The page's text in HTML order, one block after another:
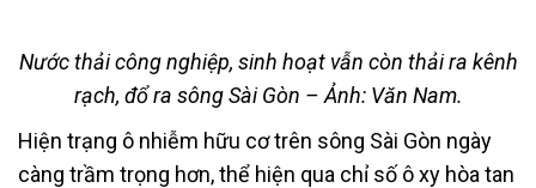
Nước thải công nghiệp, sinh hoạt vẫn còn thải ra kênh
rạch, đổ ra sông Sài Gòn – Ảnh: Văn Nam.
Hiện trạng ô nhiễm hữu cơ trên sông Sài Gòn ngày
càng trầm trọng hơn, thể hiện qua chỉ số ô xy hòa tan